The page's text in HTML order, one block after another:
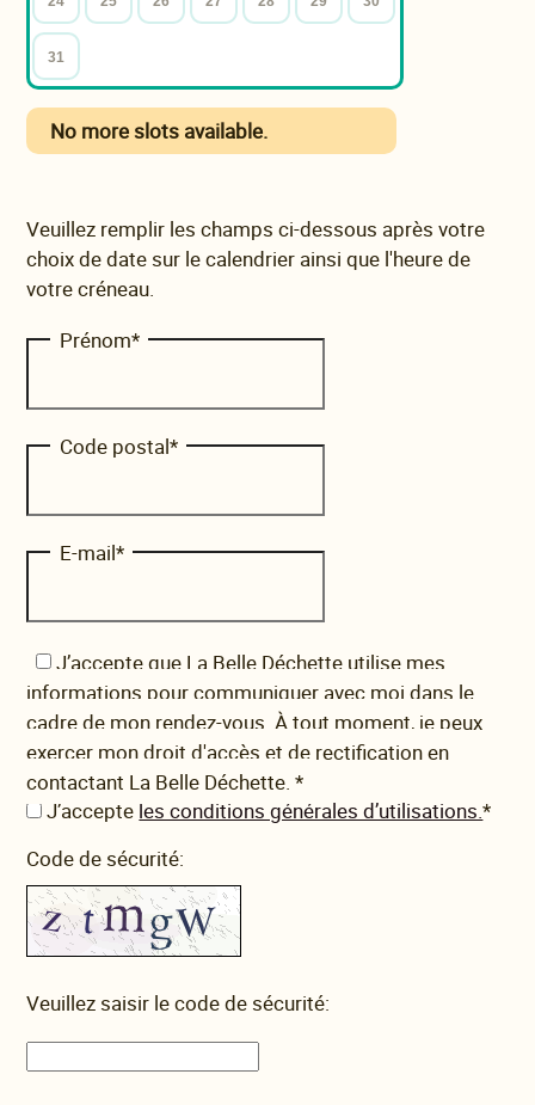
31
No more slots available.
Veuillez remplir les champs ci-dessous après votre
choix de date sur le calendrier ainsi que l'heure de
votre créneau.
Prénom*
Code postal*
E-mail*
J’accepte que La Belle Déchette utilise mes
informations pour communiquer avec moi dans le
cadre de mon rendez-vous. À tout moment, je peux
exercer mon droit d'accès et de rectification en
contactant La Belle Déchette.*
J’accepte les conditions générales d’utilisations.*
Code de sécurité:
Veuillez saisir le code de sécurité: